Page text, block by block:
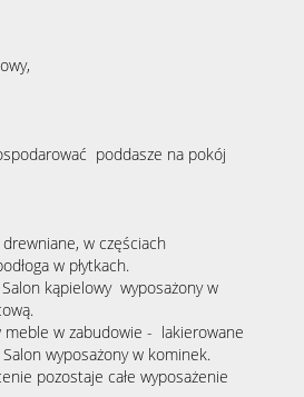
poddasze na pokój
w częściach
w płytkach.
Salon kąpielowy wyposażony w
meble w zabudowie - lakierowane
wyposażony w kominek.
pozostaje całe wyposażenie